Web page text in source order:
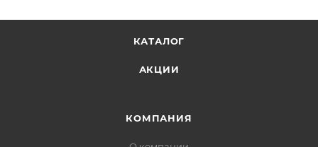
КАТАЛОГ
АКЦИИ
КОМПАНИЯ